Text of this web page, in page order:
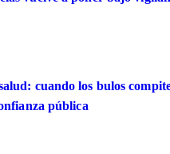
cuando los bulos
pública